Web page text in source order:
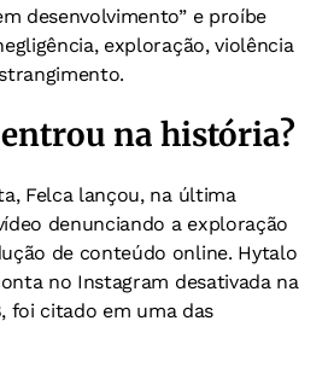
desenvolvimento” e proíbe
exploração, violência
na história?
Felca lançou, na última
denunciando a exploração
de conteúdo online. Hytalo
no Instagram desativada na
foi citado em uma das